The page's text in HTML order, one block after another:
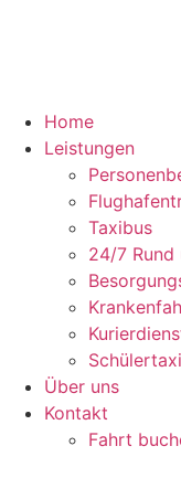
Home
Leistungen
Taxibus
24/7 Rund
Schülertaxi
Über uns
Kontakt
Fahrt